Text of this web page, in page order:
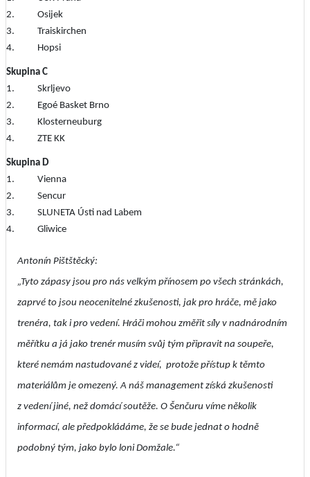
2. Osijek
3. Traiskirchen
4. Hopsi
Skupina C
1. Skrljevo
2. Egoé Basket Brno
3. Klosterneuburg
4. ZTE KK
Skupina D
1. Vienna
2. Sencur
3. SLUNETA Ústi nad Labem
4. Gliwice
Antonín Pištštěcký:
„Tyto zápasy jsou pro nás velkým přínosem po všech stránkách,
zaprvé to jsou neocenitelné zkušenosti, jak pro hráče, mě jako
trenéra, tak i pro vedení. Hráči mohou změřit síly v nadnárodním
měřítku a já jako trenér musím svůj tým připravit na soupeře,
které nemám nastudované z videí, protože přístup k těmto
materiálům je omezený. A náš management získá zkušenosti
z vedení jiné, než domácí soutěže. O Šenčuru víme několik
informací, ale předpokládáme, že se bude jednat o hodně
podobný tým, jako bylo loni Domžale.“